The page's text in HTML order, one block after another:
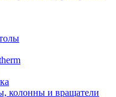
колонны и вращатели